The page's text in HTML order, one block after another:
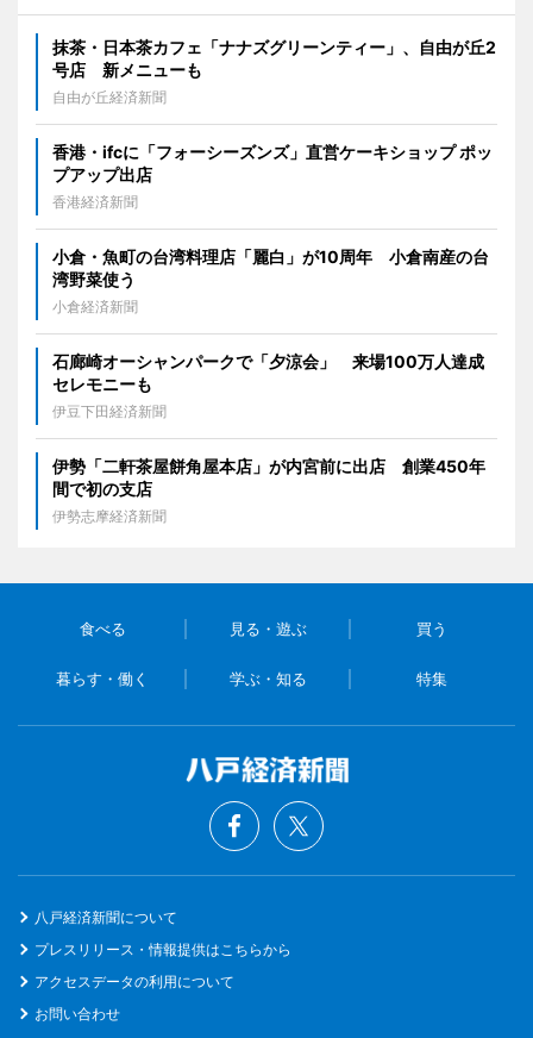
抹茶・日本茶カフェ「ナナズグリーンティー」、自由が丘2
号店 新メニューも
自由が丘経済新聞
香港・ifcに「フォーシーズンズ」直営ケーキショップ ポッ
プアップ出店
香港経済新聞
小倉・魚町の台湾料理店「麗白」が10周年 小倉南産の台
湾野菜使う
小倉経済新聞
石廊崎オーシャンパークで「夕涼会」 来場100万人達成
セレモニーも
伊豆下田経済新聞
伊勢「二軒茶屋餅角屋本店」が内宮前に出店 創業450年
間で初の支店
伊勢志摩経済新聞
食べる 見る・遊ぶ 買う
暮らす・働く 学ぶ・知る 特集
八戸経済新聞について
プレスリリース・情報提供はこちらから
アクセスデータの利用について
お問い合わせ